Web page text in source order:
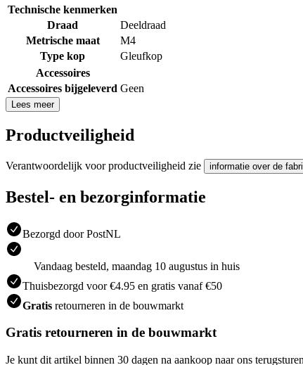
Technische kenmerken
Draad
Deeldraad
Metrische maat
M4
Type kop
Gleufkop
Accessoires
Accessoires bijgeleverd Geen
Lees meer
Productveiligheid
Verantwoordelijk voor productveiligheid zie informatie over de
Bestel- en bezorginformatie
Bezorgd door PostNL
Vandaag besteld, maandag 10 augustus in huis
Thuisbezorgd voor €4.95 en gratis vanaf €50
Gratis retourneren in de bouwmarkt
Gratis retourneren in de bouwmarkt
Je kunt dit artikel binnen 30 dagen na aankoop naar ons